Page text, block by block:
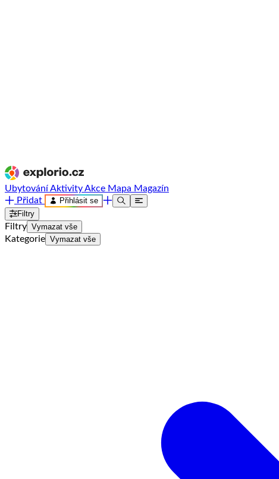
UbytováníAktivityAkce Mapa Magazín
Přidat
Přihlásit se
Filtry
Filtry Vymazat vše
Kategorie Vymazat vše